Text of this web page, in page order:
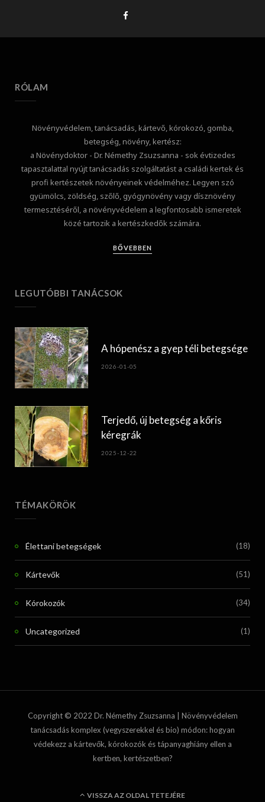
RÓLAM
Növényvédelem, tanácsadás, kártevő, kórokozó, gomba,
betegség, növény, kertész:
a Növénydoktor - Dr. Némethy Zsuzsanna - sok évtizedes
tapasztalattal nyújt tanácsadás szolgáltatást a családi kertek és
profi kertészetek növényeinek védelméhez. Legyen szó
gyümölcs, zöldség, szőlő, gyógynövény vagy dísznövény
termesztéséről, a növényvédelem a legfontosabb ismeretek
közé tartozik a kertészkedők számára.
BŐVEBBEN
LEGUTÓBBI TANÁCSOK
A hópenész a gyep téli betegsége
2026-01-05
Terjedő, új betegség a kőris
kéregrák
2025-12-22
TÉMAKÖRÖK
Élettani betegségek (18)
Kártevők (51)
Kórokozók (34)
Uncategorized (1)
Copyright © 2022 Dr. Némethy Zsuzsanna | Növényvédelem
tanácsadás komplex (vegyszerekkel és bio) módon: hogyan
védekezz a kártevők, kórokozók és tápanyaghiány ellen a
kertben, kertészetben?
VISSZA AZ OLDAL TETEJÉRE